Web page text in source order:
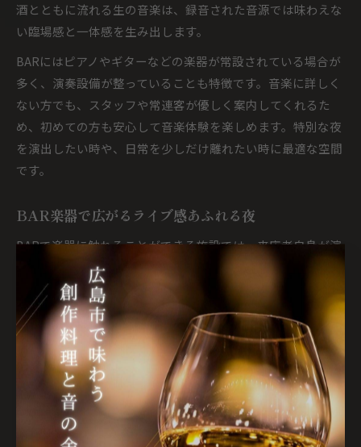
酒とともに流れる生の音楽は、録音された音源では味わえな
い臨場感と一体感を生み出します。
BARにはピアノやギターなどの楽器が常設されている場合が
多く、演奏設備が整っていることも特徴です。音楽に詳しく
ない方でも、スタッフや常連客が優しく案内してくれるた
め、初めての方も安心して音楽体験を楽しめます。特別な夜
を演出したい時や、日常を少しだけ離れたい時に最適な空間
です。
BAR楽器で広がるライブ感あふれる夜
BARで楽器に触れることができる施設では、来店者自身が演
奏に参加できる機会も設けられています。ピアノやギター、
ドラムなど、普段はなかなか体験できない楽器に挑戦できる
点が、広島市のBARならではの特徴です。演奏者と観客の距
離が近く、ライブ感にあふれた夜を過ごせます。
例えば友人同士でセッションを楽しんだり、即興で演奏に加
わることで、音楽を通じた新たな出会いも期待できます。演
奏設備の使い方についてはスタッフが丁寧にサポートしてく
れるため、初心者でも安心してチャレンジできます。楽器を